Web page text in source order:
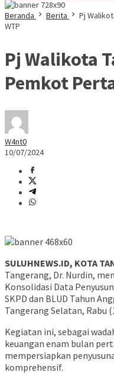
Beranda
Berita
Pj
WTP
Pj Walikota
Pemkot
W4nt0
10/07/2024
SULUHNEWS.ID, KOTA
Tangerang, Dr. Nurdin,
Konsolidasi Data
SKPD dan BLUD Tahun
Tangerang Selatan, Rabu
Kegiatan ini, sebagai
keuangan enam bulan
mempersiapkan
komprehensif.